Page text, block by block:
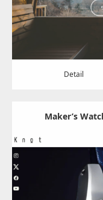
Detail
Maker’s